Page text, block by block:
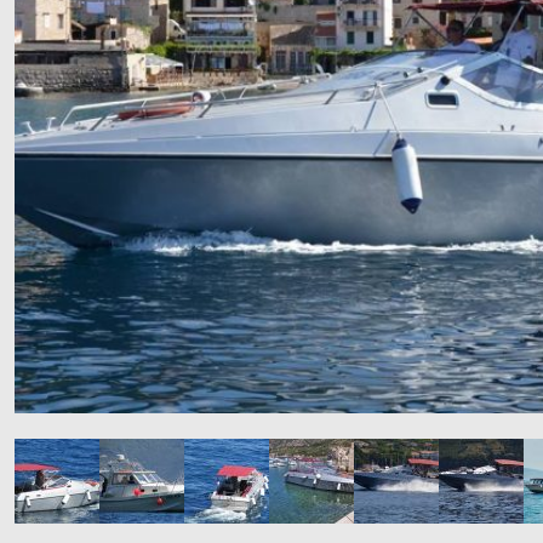
Klima uređaja
Kompjutora i opreme
Telekomunikacije